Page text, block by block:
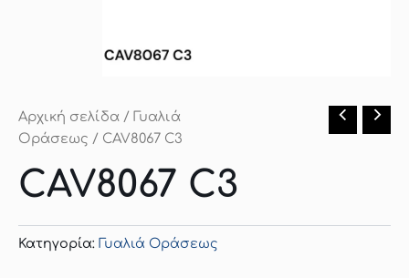
Αρχική σελίδα / Γυαλιά
Οράσεως / CAV8067 C3
CAV8067 C3
Κατηγορία: Γυαλιά Οράσεως